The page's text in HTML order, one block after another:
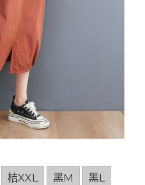
桔XXL 黑M 黑L